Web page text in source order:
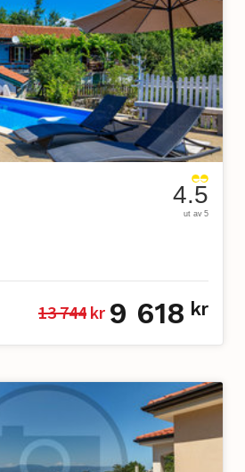
4.5
ut av 5
13 744 kr 9 618 kr